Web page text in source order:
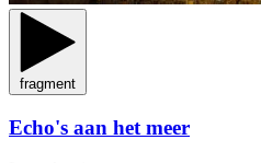
fragment
Echo's aan het meer